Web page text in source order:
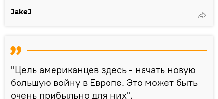
JakeJ
"Цель американцев здесь - начать новую
большую войну в Европе. Это может быть
очень прибыльно для них".